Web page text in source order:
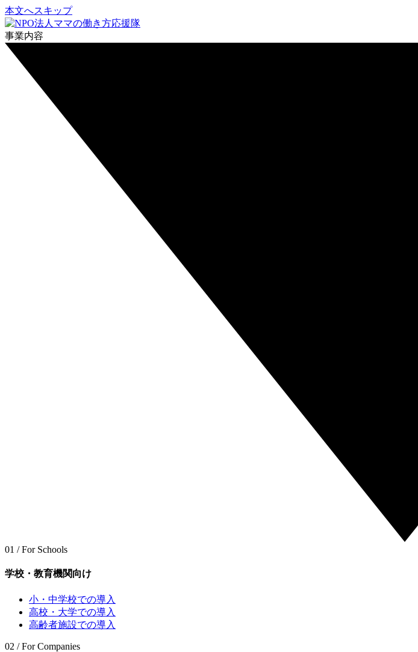
本文へスキップ
事業内容
01 / For Schools
学校・教育機関向け
小・中学校での導入
高校・大学での導入
高齢者施設での導入
02 / For Companies